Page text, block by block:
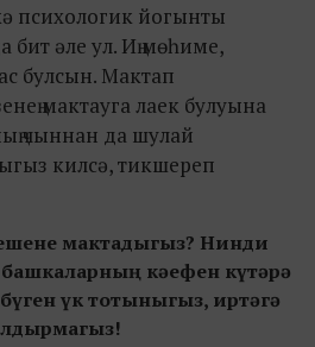
психологик йогынты
бит әле ул. Иң мөһиме,
булсын. Мактап
мактауга лаек булуына
чыннан да шулай
килсә, тикшереп
мактадыгыз? Нинди
башкаларның кәефен күтәрә
үк тотыныгыз, иртәгә